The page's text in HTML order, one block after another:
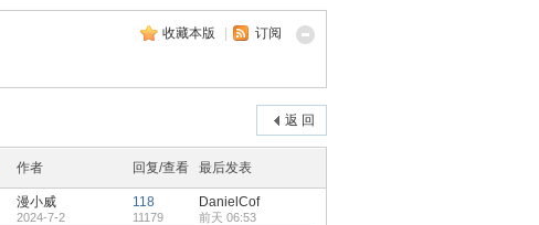
收藏本版 订阅
返 回
作者 回复/查看 最后发表
漫小威
2024-7-2
118
11179
DanielCof
前天 06:53